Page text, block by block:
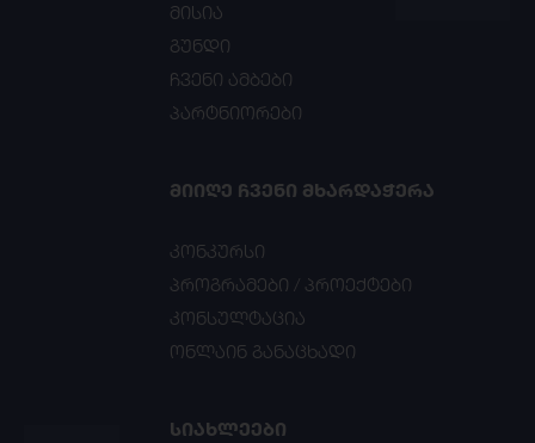
მისია
გუნდი
ჩვენი ამბები
პარტნიორები
ᲛᲘᲘᲦᲔ ᲩᲕᲔᲜᲘ ᲛᲮᲐᲠᲓᲐᲭᲔᲠᲐ
კონკურსი
პროგრამები / პროექტები
კონსულტაცია
ონლაინ განაცხადი
ᲡᲘᲐᲮᲚᲔᲔᲑᲘ